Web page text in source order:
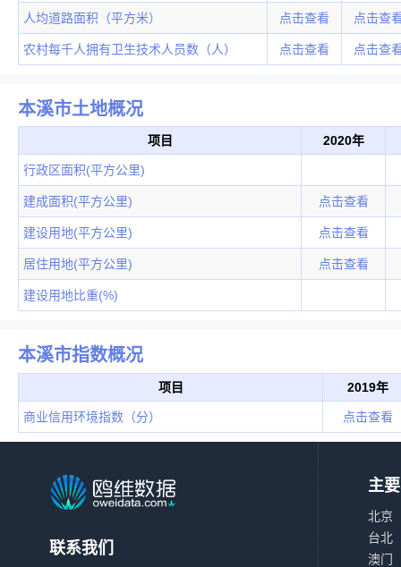
人均道路面积（平方米） 点击查看 点击查
农村每千人拥有卫生技术人员数（人） 点击查看 点击查
本溪市土地概况
项目 2020年
行政区面积(平方公里)
建成面积(平方公里) 点击查看
建设用地(平方公里) 点击查看
居住用地(平方公里) 点击查看
建设用地比重(%)
本溪市指数概况
项目 2019年
商业信用环境指数（分） 点击查看
联系我们
主
北京
台北
澳门